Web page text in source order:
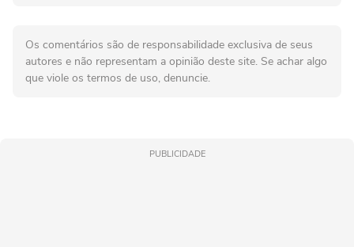
Os comentários são de responsabilidade exclusiva de seus
autores e não representam a opinião deste site. Se achar algo
que viole os termos de uso, denuncie.
PUBLICIDADE